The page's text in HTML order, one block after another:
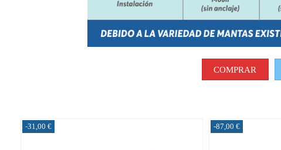
COMPRAR
-31,00 € -87,00 €